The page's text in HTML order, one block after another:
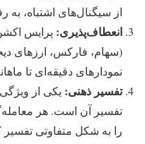
از سیگنال‌های اشتباه، به
انعطاف‌پذیری: پرایس
(سهام، فارکس، ارزهای
نمودارهای دقیقه‌ای تا
تفسیر ذهنی: یکی از
تفسیر آن است. هر
را به شکل متفاوتی